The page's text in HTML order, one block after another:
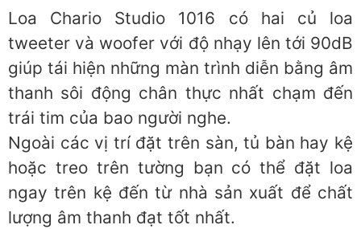
Loa Chario Studio 1016 có hai củ loa
tweeter và woofer với độ nhạy lên tới 90dB
giúp tái hiện những màn trình diễn bằng âm
thanh sôi động chân thực nhất chạm đến
trái tim của bao người nghe.
Ngoài các vị trí đặt trên sàn, tủ bàn hay kệ
hoặc treo trên tường bạn có thể đặt loa
ngay trên kệ đến từ nhà sản xuất để chất
lượng âm thanh đạt tốt nhất.